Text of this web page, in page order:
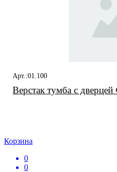
Арт.:01.100
Верстак тумба с
Корзина
0
0